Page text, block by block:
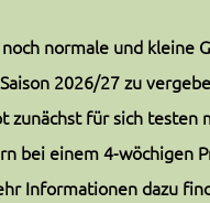
normale und kleine
2026/27 zu
zunächst für sich testen
bei einem 4-wöchigen
Informationen dazu